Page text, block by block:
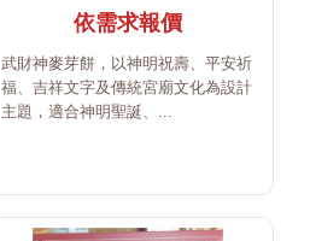
依需求報價
武財神麥芽餅，以神明祝壽、平安祈
福、吉祥文字及傳統宮廟文化為設計
主題，適合神明聖誕、...